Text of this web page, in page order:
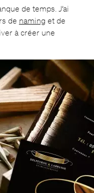
de temps. J’ai
de naming et de
à créer une